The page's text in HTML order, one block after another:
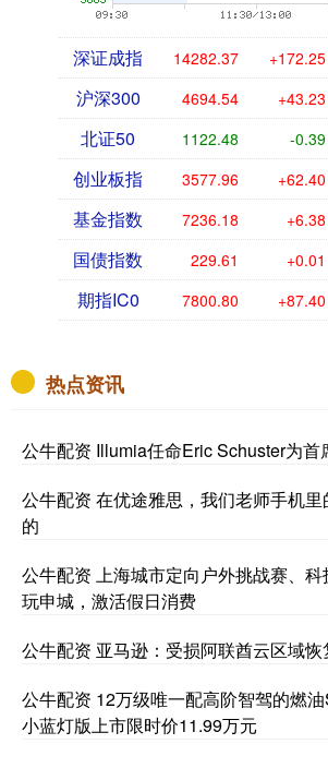
深证成指 14282.37 +172.25
沪深300 4694.54 +43.23
北证50 1122.48 -0.39
创业板指 3577.96 +62.40
基金指数 7236.18 +6.38
国债指数 229.61 +0.01
期指IC0 7800.80 +87.40
热点资讯
公牛配资 Illumia任命Eric Schuster为首
公牛配资 在优途雅思，我们老师手机
的
公牛配资 上海城市定向户外挑战赛、
玩申城，激活假日消费
公牛配资 亚马逊：受损阿联酋云区域
公牛配资 12万级唯一配高阶智驾的燃
小蓝灯版上市限时价11.99万元